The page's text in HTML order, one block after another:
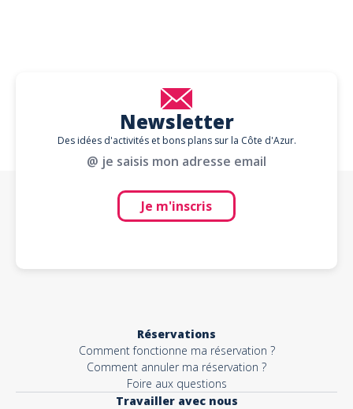
Newsletter
Des idées d'activités et bons plans sur la Côte d'Azur.
@ je saisis mon adresse email
Je m'inscris
Réservations
Comment fonctionne ma réservation ?
Comment annuler ma réservation ?
Foire aux questions
Travailler avec nous